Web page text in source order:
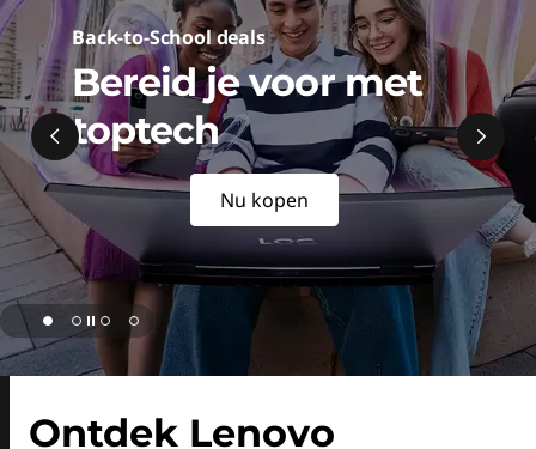
Back-to-School deals
Bereid je voor met
toptech
Nu kopen
Ontdek Lenovo